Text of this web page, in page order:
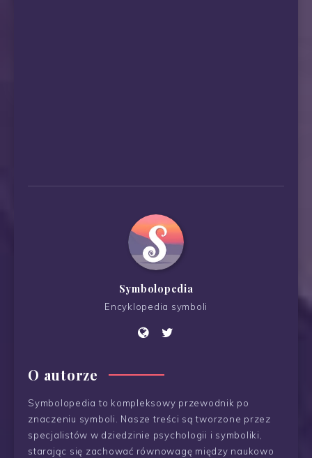
Symbolopedia
Encyklopedia symboli
O autorze
Symbolopedia to kompleksowy przewodnik po
znaczeniu symboli. Nasze treści są tworzone przez
specjalistów w dziedzinie psychologii i symboliki,
starając się zachować równowagę między naukowo